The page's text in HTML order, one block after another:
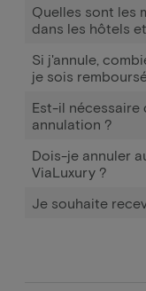
Quelles sont les
dans les hôtels
Si j'annule,
je sois
Est-il nécessaire
annulation ?
Dois-je annuler
ViaLuxury ?
Je souhaite